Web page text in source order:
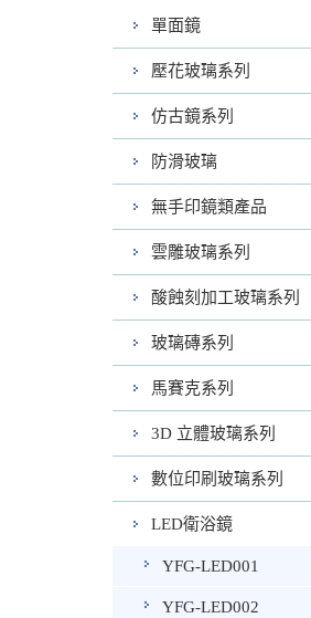
單面鏡
壓花玻璃系列
仿古鏡系列
防滑玻璃
無手印鏡類產品
雲雕玻璃系列
酸蝕刻加工玻璃系列
玻璃磚系列
馬賽克系列
3D 立體玻璃系列
數位印刷玻璃系列
LED衛浴鏡
YFG-LED001
YFG-LED002